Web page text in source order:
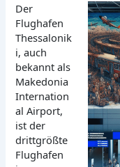
Der
Flughafen
Thessalonik
i, auch
bekannt als
Makedonia
Internation
al Airport,
ist der
drittgrößte
Flughafen